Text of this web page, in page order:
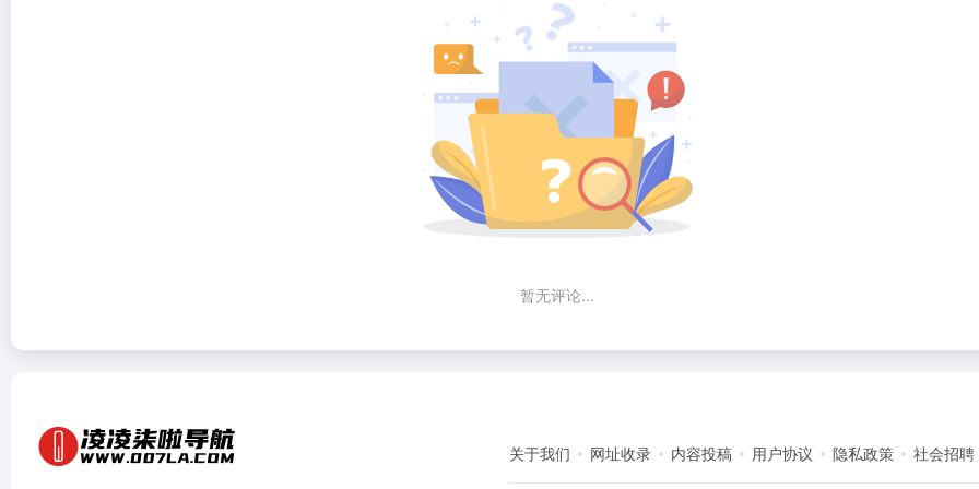
暂无评论...
关于我们 网址收录 内容投稿 用户协议 隐私政策 社会招聘